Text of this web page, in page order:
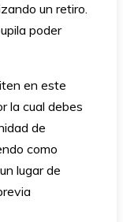
un retiro.
poder
en este
la cual debes
de
como
lugar de